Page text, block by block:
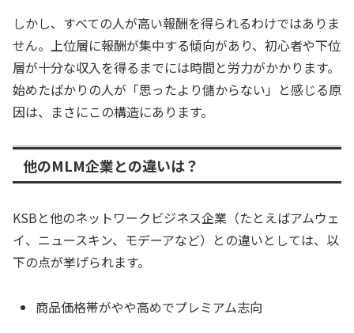
しかし、すべての人が高い報酬を得られるわけではありま
せん。上位層に報酬が集中する傾向があり、初心者や下位
層が十分な収入を得るまでには時間と労力がかかります。
始めたばかりの人が「思ったより儲からない」と感じる原
因は、まさにこの構造にあります。
他のMLM企業との違いは？
KSBと他のネットワークビジネス企業（たとえばアムウェ
イ、ニュースキン、モデーアなど）との違いとしては、以
下の点が挙げられます。
商品価格帯がやや高めでプレミアム志向